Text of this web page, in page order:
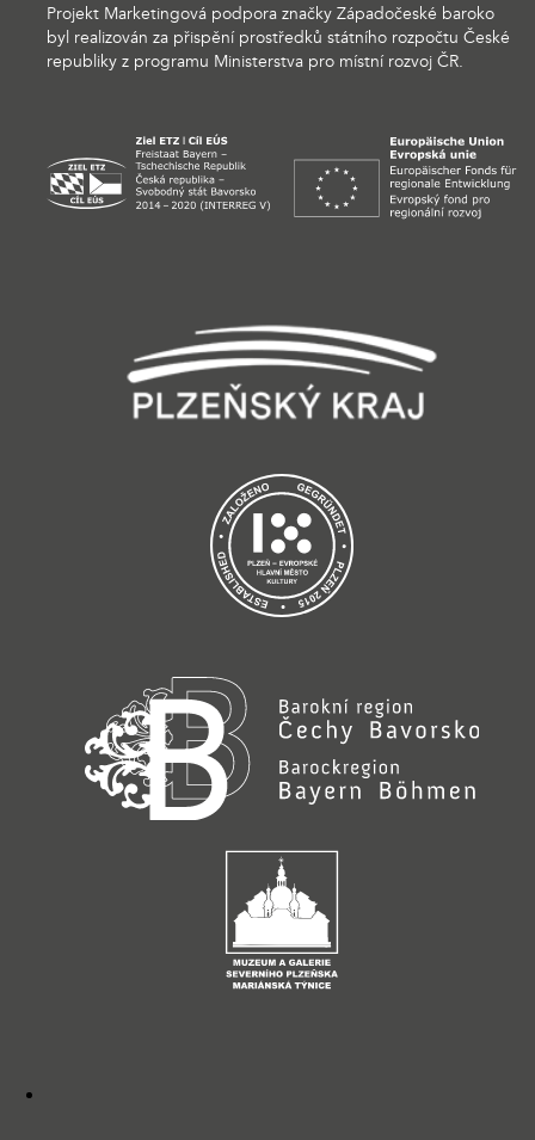
Projekt Marketingová podpora značky Západočeské baroko
byl realizován za přispění prostředků státního rozpočtu České
republiky z programu Ministerstva pro místní rozvoj ČR.